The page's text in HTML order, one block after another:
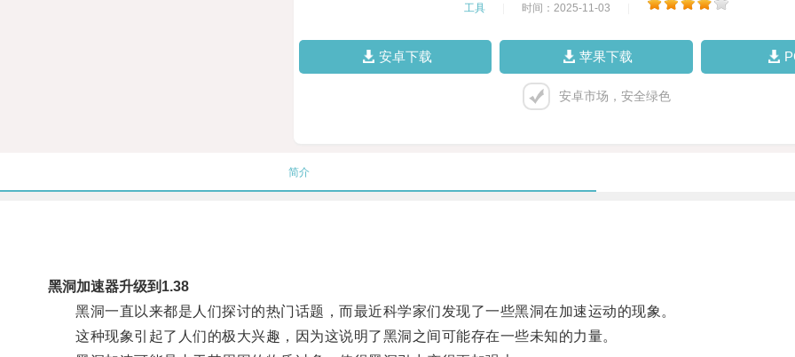
工具 时间：2025-11-03
安卓下载 苹果下载
安卓市场，安全绿色
简介
黑洞加速器升级到1.38
黑洞一直以来都是人们探讨的热门话题，而最近科学家们发现了一些黑洞在加速运动的现象。
这种现象引起了人们的极大兴趣，因为这说明了黑洞之间可能存在一些未知的力量。